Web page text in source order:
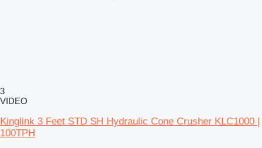
3
VIDEO
Kinglink 3 Feet STD SH Hydraulic Cone Crusher KLC1000 |
100TPH